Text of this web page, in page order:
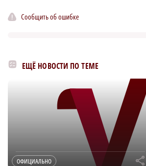
Сообщить об ошибке
ЕЩЁ НОВОСТИ ПО ТЕМЕ
ОФИЦИАЛЬНО r